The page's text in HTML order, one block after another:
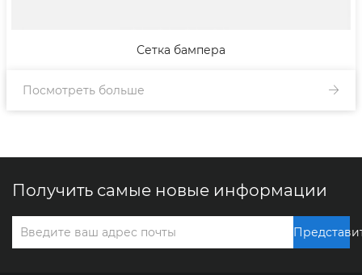
Сетка бампера
Посмотреть больше
Получить самые новые информации